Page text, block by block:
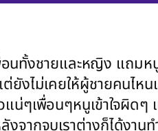
นทั้งชายและหญิง แถม
ไม่เคยให้ผู้ชายคนไหนเ
ๆเพื่อนๆหนูเข้าใจผิดๆ
กจบเราต่างก็ได้งาน